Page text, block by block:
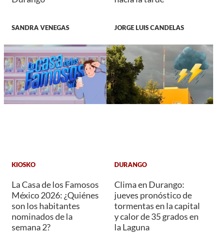
SANDRA VENEGAS JORGE LUIS CANDELAS
KIOSKO
La Casa de los Famosos
México 2026: ¿Quiénes
son los habitantes
nominados de la
semana 2?
DURANGO
Clima en Durango:
jueves pronóstico de
tormentas en la capital
y calor de 35 grados en
la Laguna